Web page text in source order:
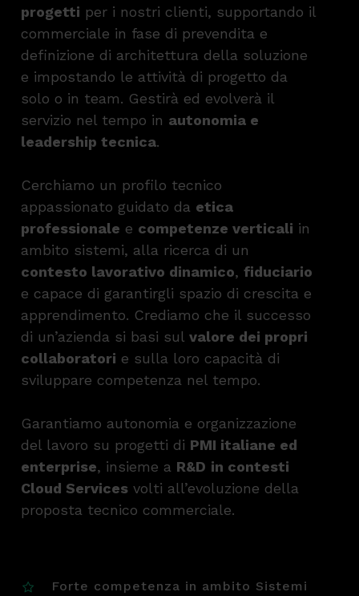
progetti per i nostri clienti, supportando il
commerciale in fase di prevendita e
definizione di architettura della soluzione
e impostando le attività di progetto da
solo o in team. Gestirà ed evolverà il
servizio nel tempo in autonomia e
leadership tecnica.
Cerchiamo un profilo tecnico
appassionato guidato da etica
professionale e competenze verticali in
ambito sistemi, alla ricerca di un
contesto lavorativo dinamico, fiduciario
e capace di garantirgli spazio di crescita e
apprendimento. Crediamo che il successo
di un’azienda si basi sul valore dei propri
collaboratori e sulla loro capacità di
sviluppare competenza nel tempo.
Garantiamo autonomia e organizzazione
del lavoro su progetti di PMI italiane ed
enterprise, insieme a R&D in contesti
Cloud Servicesvolti all’evoluzione della
proposta tecnico commerciale.
Forte competenza in ambito Sistemi